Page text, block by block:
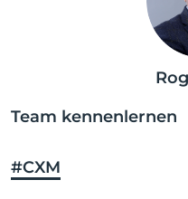
Team kennenlernen
#CXM